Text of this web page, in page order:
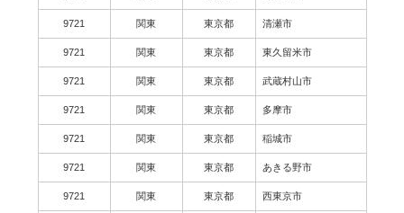
9721 関東 東京都 清瀬市
9721 関東 東京都 東久留米市
9721 関東 東京都 武蔵村山市
9721 関東 東京都 多摩市
9721 関東 東京都 稲城市
9721 関東 東京都 あきる野市
9721 関東 東京都 西東京市